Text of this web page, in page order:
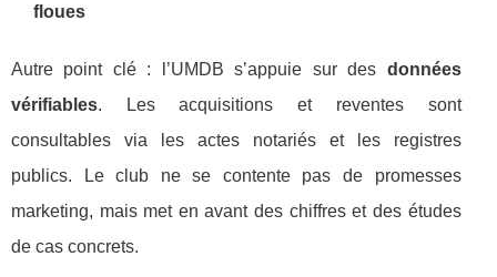
floues
Autre point clé : l’UMDB s’appuie sur des données
vérifiables. Les acquisitions et reventes sont
consultables via les actes notariés et les registres
publics. Le club ne se contente pas de promesses
marketing, mais met en avant des chiffres et des études
de cas concrets.